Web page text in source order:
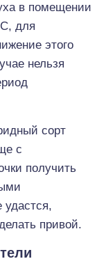
в помещении
для
этого
нельзя
сорт
с
получить
удастся,
привой.